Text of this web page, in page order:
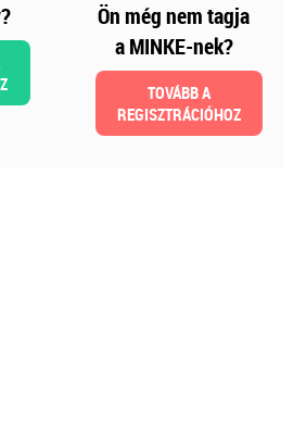
Külföldi gazdálkodó
magyarországi
Ön még nem tagja
a MINKE-nek?
TOVÁBB A
REGISZTRÁCIÓHOZ